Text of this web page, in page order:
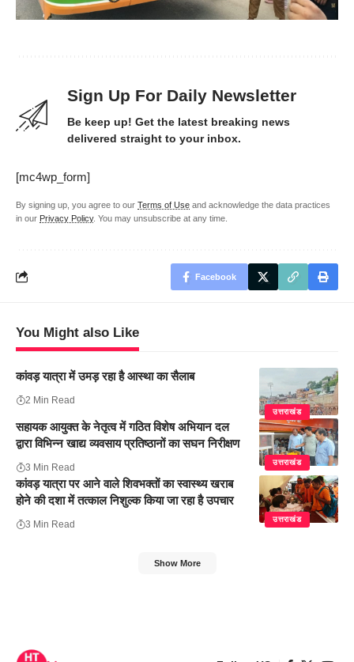
Sign Up For Daily Newsletter
Be keep up! Get the latest breaking news
delivered straight to your inbox.
[mc4wp_form]
By signing up, you agree to our Terms of Use and acknowledge the data practices
in our Privacy Policy. You may unsubscribe at any time.
Facebook
You Might also Like
उत्तराखंड
कांवड़ यात्रा में उमड़ रहा है आस्था का सैलाब
2 Min Read
उत्तराखंड
सहायक आयुक्त के नेतृत्व में गठित विशेष अभियान दल
द्वारा विभिन्न खाद्य व्यवसाय प्रतिष्ठानों का सघन निरीक्षण
3 Min Read
उत्तराखंड
कांवड़ यात्रा पर आने वाले शिवभक्तों का स्वास्थ्य खराब
होने की दशा में तत्काल निशुल्क किया जा रहा है उपचार
3 Min Read
Show More